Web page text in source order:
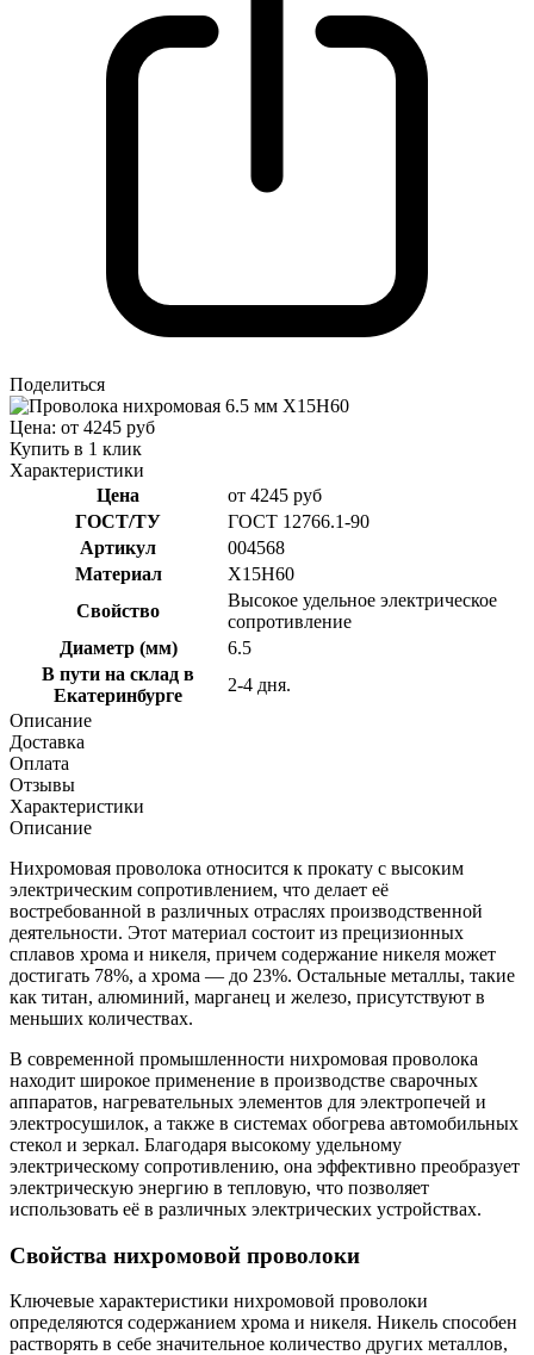
Поделиться
Цена: от 4245 руб
Купить в 1 клик
Характеристики
Цена
от 4245 руб
ГОСТ/ТУ
ГОСТ 12766.1-90
Артикул
004568
Материал
Х15Н60
Свойство
Высокое удельное электрическое
сопротивление
Диаметр (мм)
6.5
В пути на склад в
Екатеринбурге
2-4 дня.
Описание
Доставка
Оплата
Отзывы
Характеристики
Описание
Нихромовая проволока относится к прокату с высоким
электрическим сопротивлением, что делает её
востребованной в различных отраслях производственной
деятельности. Этот материал состоит из прецизионных
сплавов хрома и никеля, причем содержание никеля может
достигать 78%, а хрома — до 23%. Остальные металлы, такие
как титан, алюминий, марганец и железо, присутствуют в
меньших количествах.
В современной промышленности нихромовая проволока
находит широкое применение в производстве сварочных
аппаратов, нагревательных элементов для электропечей и
электросушилок, а также в системах обогрева автомобильных
стекол и зеркал. Благодаря высокому удельному
электрическому сопротивлению, она эффективно преобразует
электрическую энергию в тепловую, что позволяет
использовать её в различных электрических устройствах.
Свойства нихромовой проволоки
Ключевые характеристики нихромовой проволоки
определяются содержанием хрома и никеля. Никель способен
растворять в себе значительное количество других металлов,